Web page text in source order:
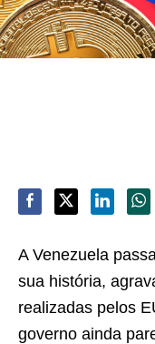
A Venezuela
sua história,
realizadas pelos
governo ainda